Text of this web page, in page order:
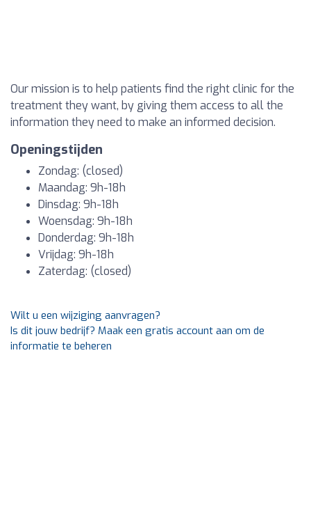
Our mission is to help patients find the right clinic for the
treatment they want, by giving them access to all the
information they need to make an informed decision.
Openingstijden
Zondag: (closed)
Maandag: 9h-18h
Dinsdag: 9h-18h
Woensdag: 9h-18h
Donderdag: 9h-18h
Vrijdag: 9h-18h
Zaterdag: (closed)
Wilt u een wijziging aanvragen?
Is dit jouw bedrijf? Maak een gratis account aan om de
informatie te beheren